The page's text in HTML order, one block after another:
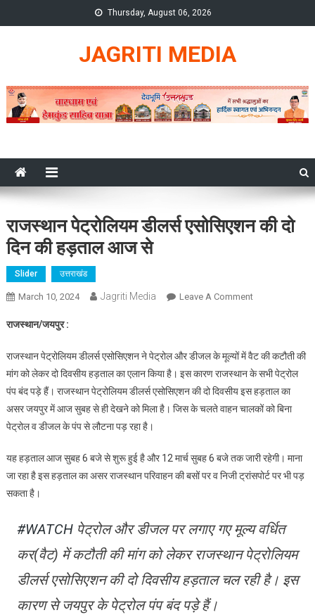
to
Thursday, August 06, 2026
JAGRITI MEDIA
राजस्थान पेट्रोलियम डीलर्स एसोसिएशन की दो
दिन की हड़ताल आज से
Slider उत्तराखंड
March 10, 2024 Jagriti Media Leave A CommentOn
एसोसिएशन
की
दो
दिन
आज
से
राजस्थान/जयपुर :
राजस्थान पेट्रोलियम डीलर्स एसोसिएशन ने पेट्रोल और डीजल के मूल्यों में वैट की कटौती की
मांग को लेकर दो दिवसीय हड़ताल का एलान किया है। इस कारण राजस्थान के सभी पेट्रोल
पंप बंद पड़े हैं। राजस्थान पेट्रोलियम डीलर्स एसोसिएशन की दो दिवसीय इस हड़ताल का
असर जयपुर में आज सुबह से ही देखने को मिला है। जिस के चलते वाहन चालकों को बिना
पेट्रोल व डीजल के पंप से लौटना पड़ रहा है।
यह हड़ताल आज सुबह 6 बजे से शुरू हुई है और 12 मार्च सुबह 6 बजे तक जारी रहेगी। माना
जा रहा है इस हड़ताल का असर राजस्थान परिवाहन की बसों पर व निजी ट्रांसपोर्ट पर भी पड़
सकता है।
#WATCHपेट्रोल और डीजल पर लगाए गए मूल्य वर्धित
कर(वैट) में कटौती की मांग को लेकर राजस्थान पेट्रोलियम
डीलर्स एसोसिएशन की दो दिवसीय हड़ताल चल रही है। इस
कारण से जयपुर के पेट्रोल पंप बंद पड़े हैं।